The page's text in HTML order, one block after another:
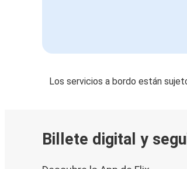
Los servicios a bordo están
Billete digital y